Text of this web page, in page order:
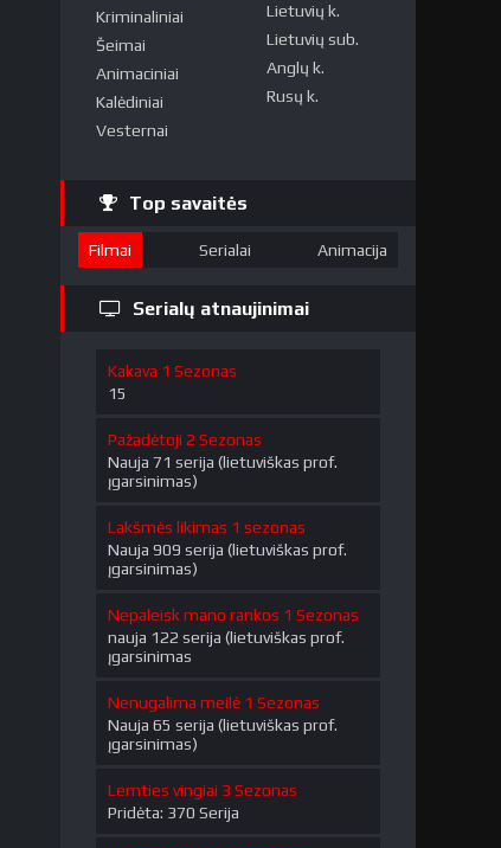
Kriminaliniai
Šeimai
Animaciniai
Kalėdiniai
Vesternai
Lietuvių k.
Lietuvių sub.
Anglų k.
Rusų k.
Top savaitės
Filmai Serialai Animacija
Serialų atnaujinimai
Kakava 1 Sezonas
15
Pažadėtoji 2 Sezonas
Nauja 71 serija (lietuviškas prof.
įgarsinimas)
Lakšmės likimas 1 sezonas
Nauja 909 serija (lietuviškas prof.
įgarsinimas)
Nepaleisk mano rankos 1 Sezonas
nauja 122 serija (lietuviškas prof.
įgarsinimas
Nenugalima meilė 1 Sezonas
Nauja 65 serija (lietuviškas prof.
įgarsinimas)
Lemties vingiai 3 Sezonas
Pridėta: 370 Serija